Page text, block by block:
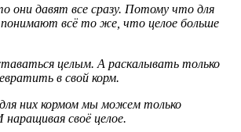
они давят все сразу. Потому что для
понимают всё то же, что целое больше
целым. А раскалывать только
в свой корм.
них кормом мы можем только
своё целое.